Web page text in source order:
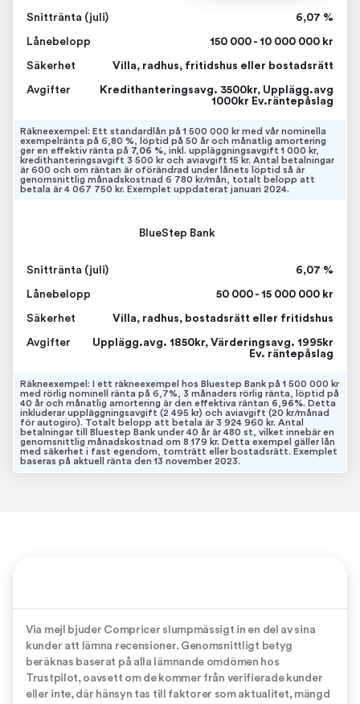
Snittränta (juli) 6,07 %
Lånebelopp 150 000 - 10 000 000 kr
Säkerhet Villa, radhus, fritidshus eller bostadsrätt
Avgifter
Kredithanteringsavg. 3500kr, Upplägg.avg
1000kr Ev.räntepåslag
Räkneexempel: Ett standardlån på 1 500 000 kr med vår nominella
exempelränta på 6,80 %, löptid på 50 år och månatlig amortering
ger en effektiv ränta på 7,06 % , inkl. uppläggningsavgift 1 000 kr,
kredithanteringsavgift 3 500 kr och aviavgift 15 kr. Antal betalningar
är 600 och om räntan är oförändrad under lånets löptid så är
genomsnittlig månadskostnad 6 780 kr/mån, totalt belopp att
betala är 4 067 750 kr. Exemplet uppdaterat januari 2024.
BlueStep Bank
Snittränta (juli) 6,07 %
Lånebelopp 50 000 - 15 000 000 kr
Säkerhet Villa, radhus, bostadsrätt eller fritidshus
Avgifter
Upplägg.avg. 1850kr, Värderingsavg. 1995kr
Ev. räntepåslag
Räkneexempel: I ett räkneexempel hos Bluestep Bank på 1 500 000 kr
med rörlig nominell ränta på 6,7%, 3 månaders rörlig ränta, löptid på
40 år och månatlig amortering är den effektiva räntan 6,96%. Detta
inkluderar uppläggningsavgift (2 495 kr) och aviavgift (20 kr/månad
för autogiro). Totalt belopp att betala är 3 924 960 kr. Antal
betalningar till Bluestep Bank under 40 år är 480 st, vilket innebär en
genomsnittlig månadskostnad om 8 179 kr. Detta exempel gäller lån
med säkerhet i fast egendom, tomträtt eller bostadsrätt. Exemplet
baseras på aktuell ränta den 13 november 2023.
Via mejl bjuder Compricer slumpmässigt in en del av sina
kunder att lämna recensioner. Genomsnittligt betyg
beräknas baserat på alla lämnande omdömen hos
Trustpilot, oavsett om de kommer från verifierade kunder
eller inte, där hänsyn tas till faktorer som aktualitet, mängd